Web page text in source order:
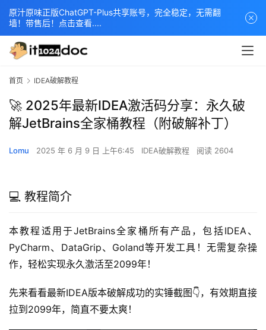
首页 IDEA破解教程
🚀 2025年最新IDEA激活码分享：永久破
解JetBrains全家桶教程（附破解补丁）
Lomu 2025 年 6 月 9 日 上午6:45 IDEA破解教程 阅读 2604
💻 教程简介
本教程适用于JetBrains全家桶所有产品，包括IDEA、
PyCharm、DataGrip、Goland等开发工具！无需复杂操
作，轻松实现永久激活至2099年！
先来看看最新IDEA版本破解成功的实锤截图👇，有效期直接
拉到2099年，简直不要太爽！
原汁原味正版ChatGPT-Plus共享账号，完全稳定，无需翻
墙！带售后！点击查看....